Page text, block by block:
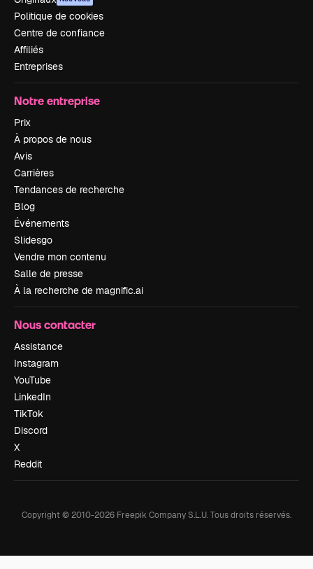
Politique de cookies
Centre de confiance
Affiliés
Entreprises
Notre entreprise
Prix
À propos de nous
Avis
Carrières
Tendances de recherche
Blog
Événements
Slidesgo
Vendre mon contenu
Salle de presse
À la recherche de magnific.ai
Nous contacter
Assistance
Instagram
YouTube
LinkedIn
TikTok
Discord
X
Reddit
Copyright © 2010-2026 Freepik Company S.L.U.Tous droits réservés.